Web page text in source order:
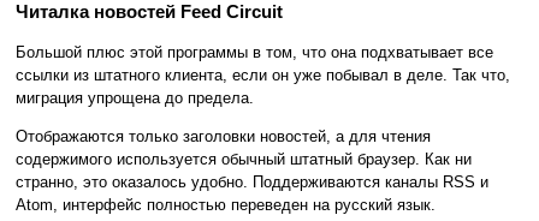
Читалка новостей Feed Circuit
Большой плюс этой программы в том, что она подхватывает все
ссылки из штатного клиента, если он уже побывал в деле. Так что,
миграция упрощена до предела.
Отображаются только заголовки новостей, а для чтения
содержимого используется обычный штатный браузер. Как ни
странно, это оказалось удобно. Поддерживаются каналы RSS и
Atom, интерфейс полностью переведен на русский язык.